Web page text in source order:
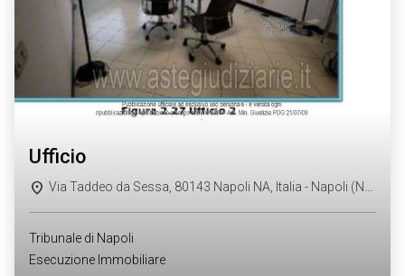
ufficio
Via Taddeo da Sessa, 80143 Napoli NA, Italia - Napoli (NA)
Tribunale di Napoli
Esecuzione Immobiliare